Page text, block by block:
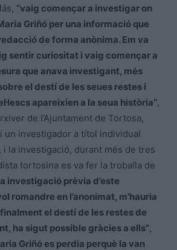
“vaig començar a investigar on
Griñó per una informació que
de forma anònima. Em va
sentir curiositat i vaig començar a
que anava investigant, més
el destí de les seues restes i
apareixien a la seua història”,
de l’Ajuntament de Tortosa,
un investigador a títol individual
i la investigació, durant més de tres
tortosina es va fer la troballa de
investigació prèvia d’este
romandre en l’anonimat, m’hauria
el destí de les restes de
ha sigut possible gràcies a ells”,
Griñó es perdia perquè la van